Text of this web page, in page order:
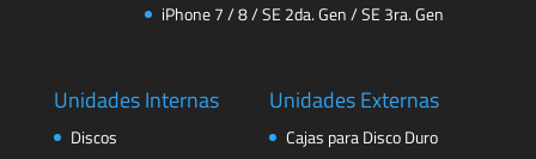
iPhone 7 / 8 / SE 2da. Gen / SE 3ra. Gen
Unidades Internas
Discos
Unidades Externas
Cajas para Disco Duro